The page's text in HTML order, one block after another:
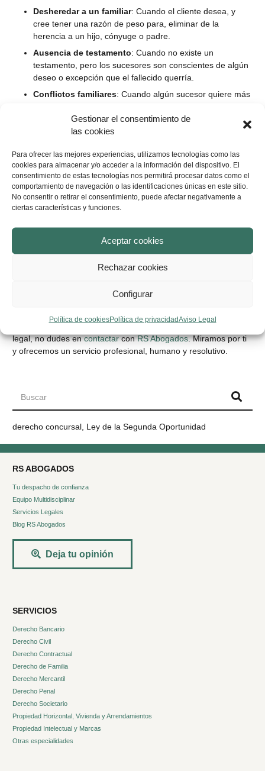
Gestionar el consentimiento de
las cookies
Para ofrecer las mejores experiencias, utilizamos tecnologías como las
cookies para almacenar y/o acceder a la información del dispositivo. El
consentimiento de estas tecnologías nos permitirá procesar datos como el
comportamiento de navegación o las identificaciones únicas en este sitio.
No consentir o retirar el consentimiento, puede afectar negativamente a
ciertas características y funciones.
Aceptar cookies
Rechazar cookies
Configurar
Política de cookiesPolítica de privacidadAviso Legal
Desheredar a un familiar: Cuando el cliente desea, y
cree tener una razón de peso para, eliminar de la
herencia a un hijo, cónyuge o padre.
Ausencia de testamento: Cuando no existe un
testamento, pero los sucesores son conscientes de algún
deseo o excepción que el fallecido querría.
Conflictos familiares: Cuando algún sucesor quiere más
bienes indivisibles (como una vivienda o un coche) que
deben ser gestionados. Ante una herencia, pueden surgir
seguir la legalidad vigente para proteger a todos los
herederos legítimos.
Deudas u obligaciones: Gestión y negociación de
posibles cargas que pesen sobre la herencia.
Herederos menores de edad, discapacitados o
inválidos: Cuando a un heredero se le considera en
situación de vulnerabilidad o incapacidad para gestionar
su herencia. Esta persona contará con un tutor o
representante, en ocasiones un abogado de herencias
de que reciba la parte justa.
Ahora ya sabes en qué te pueden servir tus abogados de
herencias en Elche. Si tienes dudas o necesitas asistencia
legal, no dudes encontactarconRS Abogados. Miramos por ti
y ofrecemos un servicio profesional, humano y resolutivo.
derecho concursal, Ley de la Segunda Oportunidad
RS ABOGADOS
Tu despacho de confianza
Equipo Multidisciplinar
Servicios Legales
Blog RS Abogados
Deja tu opinión
SERVICIOS
Derecho Bancario
Derecho Civil
Derecho Contractual
Derecho de Familia
Derecho Mercantil
Derecho Penal
Derecho Societario
Propiedad Horizontal, Vivienda y Arrendamientos
Propiedad Intelectual y Marcas
Otras especialidades